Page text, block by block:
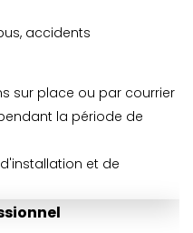
accidents
sur place ou par courrier
la période de
et de